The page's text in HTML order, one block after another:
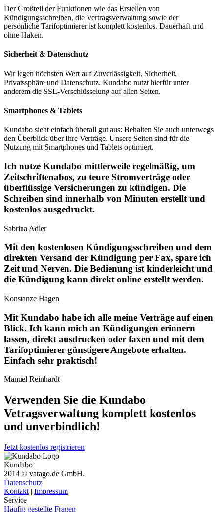
Der Großteil der Funktionen wie das Erstellen von
Kündigungsschreiben, die Vertragsverwaltung sowie der
persönliche Tarifoptimierer ist komplett kostenlos. Dauerhaft und
ohne Haken.
Sicherheit & Datenschutz
Wir legen höchsten Wert auf Zuverlässigkeit, Sicherheit,
Privatssphäre und Datenschutz. Kundabo nutzt hierfür unter
anderem die SSL-Verschlüsselung auf allen Seiten.
Smartphones & Tablets
Kundabo sieht einfach überall gut aus: Behalten Sie auch unterwegs
den Überblick über Ihre Verträge. Unsere Seiten sind für die
Nutzung mit Smartphones und Tablets optimiert.
Ich nutze Kundabo mittlerweile regelmäßig, um
Zeitschriftenabos, zu teure Stromverträge oder
überflüssige Versicherungen zu kündigen. Die
Schreiben sind innerhalb von Minuten erstellt und
kostenlos ausgedruckt.
Sabrina Adler
Mit den kostenlosen Kündigungsschreiben und dem
direkten Versand der Kündigung per Fax, spare ich
Zeit und Nerven. Die Bedienung ist kinderleicht und
die Kündigung kann direkt online erstellt werden.
Konstanze Hagen
Mit Kundabo habe ich alle meine Verträge auf einen
Blick. Ich kann mich an Kündigungen erinnern
lassen, direkt ausdrucken oder faxen und mit dem
Tarifoptimierer günstigere Angebote erhalten.
Einfach sehr praktisch!
Manuel Reinhardt
Verwenden Sie die Kundabo
Vetragsverwaltung komplett kostenlos
und unverbindlich!
Jetzt kostenlos registrieren
Kundabo
2014 © vatago.de GmbH.
Datenschutz
Kontakt | Impressum
Service
Häufig gestellte Fragen